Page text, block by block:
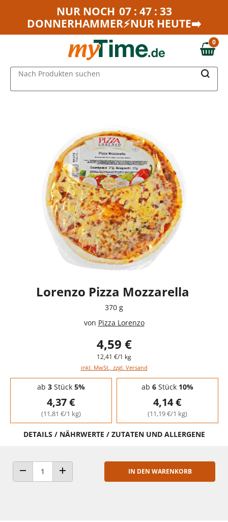
Zum Hauptinhalt springen
Zur Navigation springen
NUR NOCH 07 : 47 : 33
DONNERHAMMER⚡NUR HEUTE➡️
0,00 €
0
Nach Produkten suchen
Lorenzo Pizza Mozzarella
370 g
von Pizza Lorenzo
4,59 €
12,41 €/1 kg
inkl. MwSt., zzgl. Versand
Staffelpreise - Mengenrabatt
ab 3Stück 5%
4,37 €
(11,81 €/1 kg)
ab 6Stück 10%
4,14 €
(11,19 €/1 kg)
DETAILS / NÄHRWERTE / ZUTATEN UND ALLERGENE
ANZAHL VERRINGERNANZAHL ERHÖHEN
IN DEN WARENKORB